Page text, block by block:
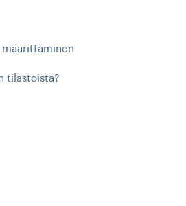
tilastoista?